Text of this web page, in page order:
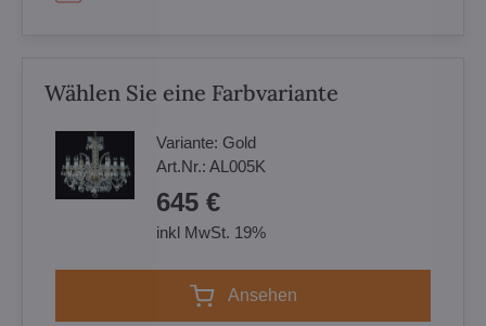
Wählen Sie eine Farbvariante
Variante: Gold
Art.Nr.: AL005K
645 €
inkl MwSt. 19%
Ansehen